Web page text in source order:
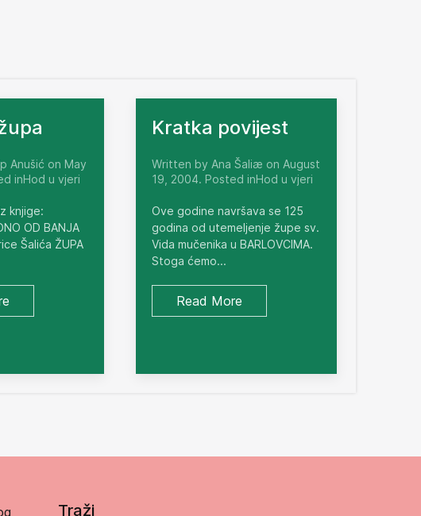
Anušić on May
inHod u vjeri
knjige:
OD BANJA
Šalića ŽUPA
Kratka povijest
Written by Ana Šaliæ on August
19, 2004. Posted inHod u vjeri
Ove godine navršava se 125
godina od utemeljenje župe sv.
Vida mučenika u BARLOVCIMA.
Stoga ćemo...
Read More
Traži